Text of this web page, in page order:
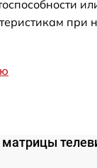
при